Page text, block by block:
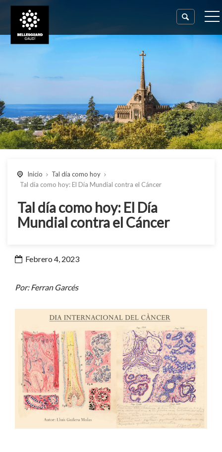
Inicio
Tal día como hoy
Tal día como hoy: El Día Mundial contra el Cáncer
Tal día como hoy: El Día
Mundial contra el Cáncer
Febrero 4, 2023
Por: Ferran Garcés